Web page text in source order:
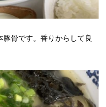
骨です。香りからして良